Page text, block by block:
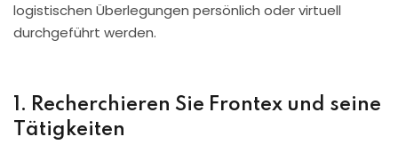
logistischen Überlegungen persönlich oder virtuell
durchgeführt werden.
1. Recherchieren Sie Frontex und seine
Tätigkeiten